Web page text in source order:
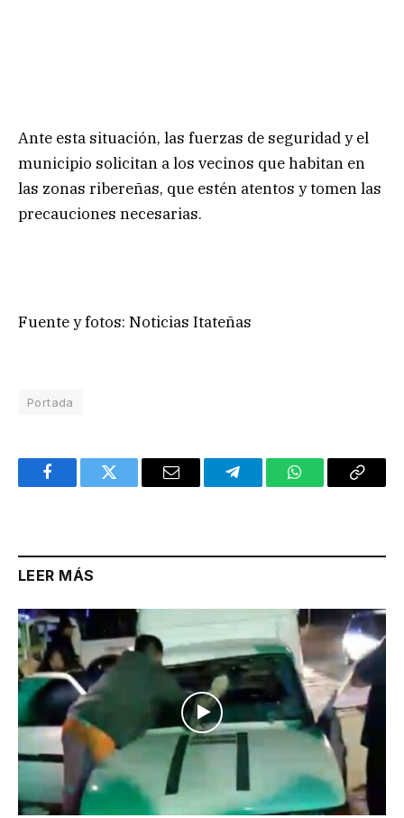
Ante esta situación, las fuerzas de seguridad y el
municipio solicitan a los vecinos que habitan en
las zonas ribereñas, que estén atentos y tomen las
precauciones necesarias.
Fuente y fotos: Noticias Itateñas
Portada
FacebookTwitter Email TelegramWhatsAppCopy
LEER MÁS